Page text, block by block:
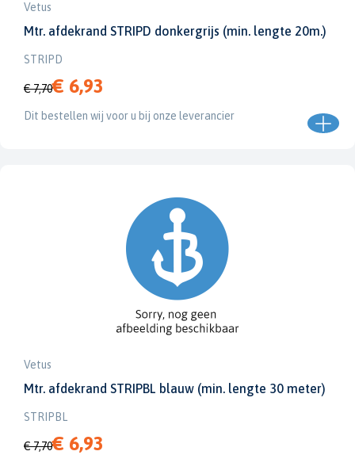
Vetus
Mtr. afdekrand STRIPD donkergrijs (min. lengte 20m.)
STRIPD
€ 7,70€ 6,93
Dit bestellen wij voor u bij onze leverancier
Vetus
Mtr. afdekrand STRIPBL blauw (min. lengte 30 meter)
STRIPBL
€ 7,70€ 6,93